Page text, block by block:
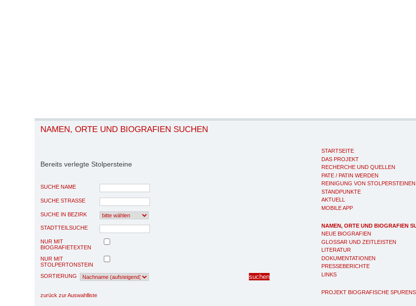
STARTSEITE
DAS PROJEKT
RECHERCHE UND QUELLEN
PATE / PATIN WERDEN
REINIGUNG VON STOLPERSTEINEN
STANDPUNKTE
AKTUELL
MOBILE APP
NAMEN, ORTE UND BIOGRAFIEN
NEUE BIOGRAFIEN
GLOSSAR UND ZEITLEISTEN
LITERATUR
DOKUMENTATIONEN
PRESSEBERICHTE
LINKS
PROJEKT BIOGRAFISCHE
NAMEN, ORTE UND BIOGRAFIEN SUCHEN
Bereits verlegte Stolpersteine
SUCHE NAME
SUCHE STRASSE
SUCHE IN BEZIRK
STADTTEILSUCHE
NUR MIT
BIOGRAFIETEXTEN
NUR MIT
STOLPERTONSTEIN
SORTIERUNG
zurück zur Auswahlliste